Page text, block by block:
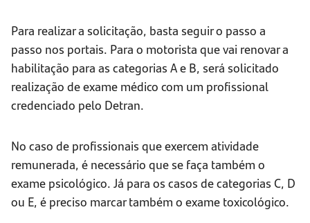
Para realizar a solicitação, basta seguir o passo a
passo nos portais. Para o motorista que vai renovar a
habilitação para as categorias A e B, será solicitado
realização de exame médico com um profissional
credenciado pelo Detran.
No caso de profissionais que exercem atividade
remunerada, é necessário que se faça também o
exame psicológico. Já para os casos de categorias C, D
ou E, é preciso marcar também o exame toxicológico.